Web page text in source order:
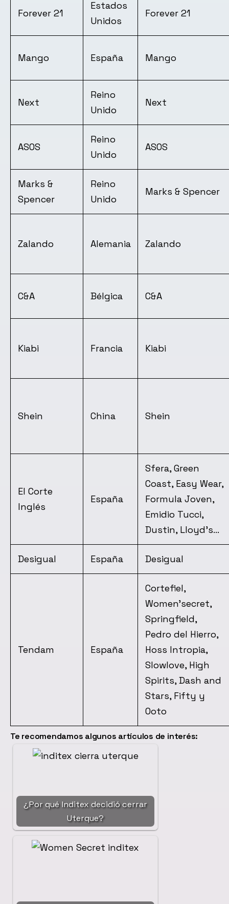
Forever 21
Estados
Unidos
Forever 21
Mango España Mango
Next
Reino
Unido
Next
ASOS
Reino
Unido
ASOS
Marks &
Spencer
Reino
Unido
Marks & Spencer
Zalando Alemania Zalando
C&A Bélgica C&A
Kiabi Francia Kiabi
Shein China Shein
El Corte
Inglés
España
Sfera, Green
Coast, Easy Wear,
Formula Joven,
Emidio Tucci,
Dustin, Lloyd’s…
Desigual España Desigual
Tendam España
Cortefiel,
Women’secret,
Springfield,
Pedro del Hierro,
Hoss Intropia,
Slowlove, High
Spirits, Dash and
Stars, Fifty y
Ooto
Te recomendamos algunos artículos de interés:
¿Por qué Inditex decidió cerrar
Uterque?